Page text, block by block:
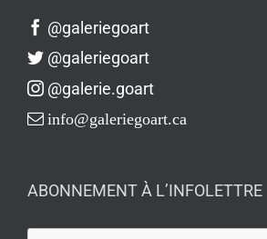
@galeriegoart
@galeriegoart
@galerie.goart
info@galeriegoart.ca
ABONNEMENT À L’INFOLETTRE